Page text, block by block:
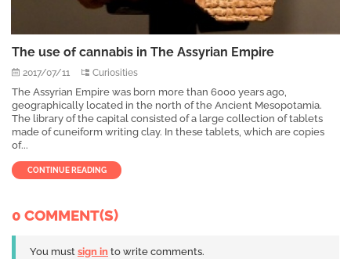
The use of cannabis in The Assyrian Empire
2017/07/11 Curiosities
The Assyrian Empire was born more than 6000 years ago,
geographically located in the north of the Ancient Mesopotamia.
The library of the capital consisted of a large collection of tablets
made of cuneiform writing clay. In these tablets, which are copies
of...
CONTINUE READING
0 COMMENT(S)
You must sign in to write comments.